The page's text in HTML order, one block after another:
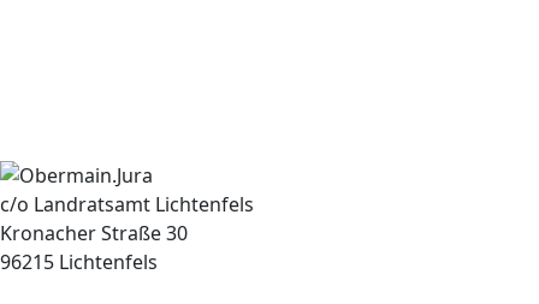
c/o Landratsamt Lichtenfels
Kronacher Straße 30
96215 Lichtenfels